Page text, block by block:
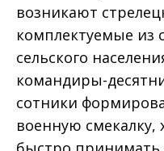
возникают
комплектуемые из
сельского
командиры-
сотники
военную смекалку,